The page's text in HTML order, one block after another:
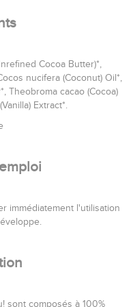
Cocoa Butter)*,
nucifera (Coconut) Oil*,
Theobroma cacao (Cocoa)
Extract*.
immédiatement l'utilisation
sont composés à 100%